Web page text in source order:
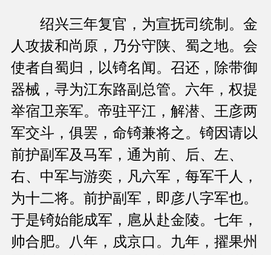
绍兴三年复官，为宣抚司统制。金
人攻拔和尚原，乃分守陕、蜀之地。会
使者自蜀归，以锜名闻。召还，除带御
器械，寻为江东路副总管。六年，权提
举宿卫亲军。帝驻平江，解潜、王彦两
军交斗，俱罢，命锜兼将之。锜因请以
前护副军及马军，通为前、后、左、
右、中军与游奕，凡六军，每军千人，
为十二将。前护副军，即彦八字军也。
于是锜始能成军，扈从赴金陵。七年，
帅合肥。八年，戍京口。九年，擢果州